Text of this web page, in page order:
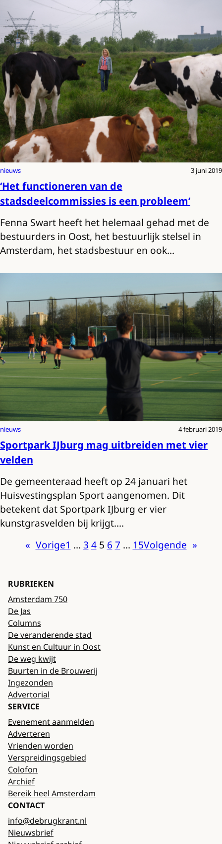
nieuws 3 juni 2019
‘Het functioneren van de
stadsdeelcommissies is een probleem’
Fenna Swart heeft het helemaal gehad met de
bestuurders in Oost, het bestuurlijk stelsel in
Amsterdam, het stadsbestuur en ook…
nieuws 4 februari 2019
Sportpark IJburg mag uitbreiden met vier
velden
De gemeenteraad heeft op 24 januari het
Huisvestingsplan Sport aangenomen. Dit
betekent dat Sportpark IJburg er vier
kunstgrasvelden bij krijgt.…
« Vorige1 … 3 4 5 6 7 … 15Volgende »
RUBRIEKEN
Amsterdam 750
De Jas
Columns
De veranderende stad
Kunst en Cultuur in Oost
De weg kwijt
Buurten in de Brouwerij
Ingezonden
Advertorial
SERVICE
Evenement aanmelden
Adverteren
Vrienden worden
Verspreidingsgebied
Colofon
Archief
Bereik heel Amsterdam
CONTACT
info@debrugkrant.nl
Nieuwsbrief